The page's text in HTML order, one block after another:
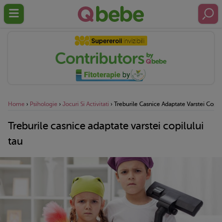
Home › Psihologie › Jocuri Si Activitati › Treburile Casnice Adaptate Varstei
Treburile casnice adaptate varstei copilului
tau